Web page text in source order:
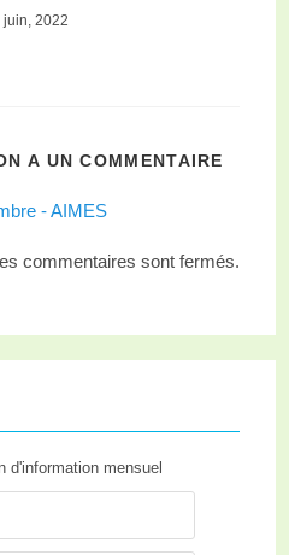
juin, 2022
A UN COMMENTAIRE
- AIMES
commentaires sont fermés.
d'information mensuel